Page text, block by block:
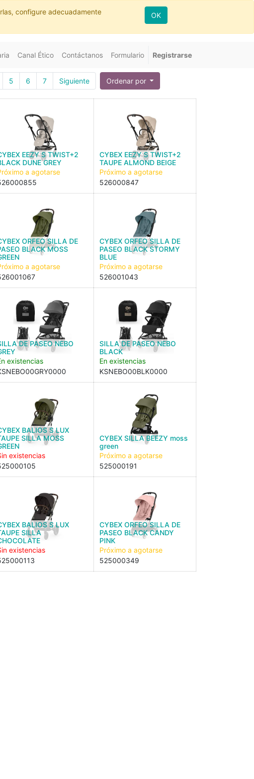
configure adecuadamente
OK
Canal Ético Contáctanos Formulario Registrarse
5 6 7 Siguiente Ordenar por
EEZY S TWIST+2
DUNE GREY
a agotarse
CYBEX EEZY S TWIST+2
TAUPE ALMOND BEIGE
Próximo a agotarse
526000847
ORFEO SILLA DE
BLACK MOSS
a agotarse
CYBEX ORFEO SILLA DE
PASEO BLACK STORMY
BLUE
Próximo a agotarse
526001043
DE PASEO NEBO
existencias
SILLA DE PASEO NEBO
BLACK
En existencias
KSNEBO00BLK0000
BALIOS S LUX
SILLA MOSS
existencias
CYBEX SILLA BEEZY moss
green
Próximo a agotarse
525000191
BALIOS S LUX
SILLA
existencias
CYBEX ORFEO SILLA DE
PASEO BLACK CANDY
PINK
Próximo a agotarse
525000349